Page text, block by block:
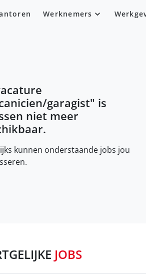
Werknemers
garagist" is
niet meer
kunnen onderstaande jobs jou
JOBS